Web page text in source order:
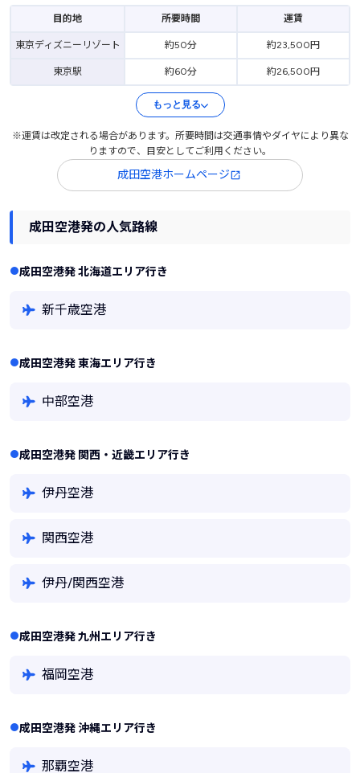
目的地 所要時間 運賃
東京ディズニーリゾート 約50分 約23,500円
東京駅 約60分 約26,500円
もっと見る
※運賃は改定される場合があります。所要時間は交通事情やダイヤにより異な
りますので、目安としてご利用ください。
成田空港ホームページ
成田空港発の人気路線
成田空港発 北海道エリア行き
新千歳空港
成田空港発 東海エリア行き
中部空港
成田空港発 関西・近畿エリア行き
伊丹空港
関西空港
伊丹/関西空港
成田空港発 九州エリア行き
福岡空港
成田空港発 沖縄エリア行き
那覇空港